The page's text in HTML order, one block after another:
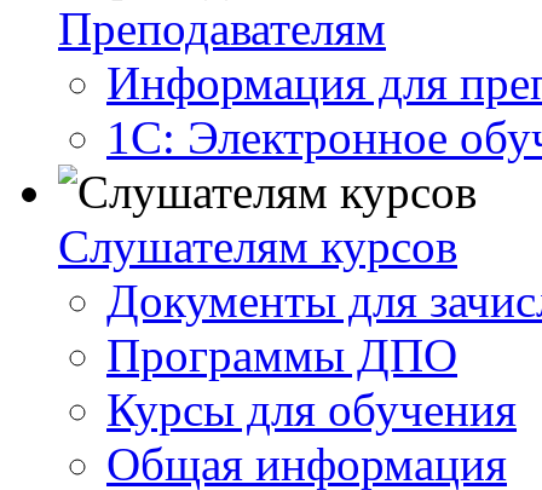
Преподавателям
Информация для
1С: Электронное
Слушателям курсов
Документы для
Программы ДПО
Курсы для обучения
Общая информация